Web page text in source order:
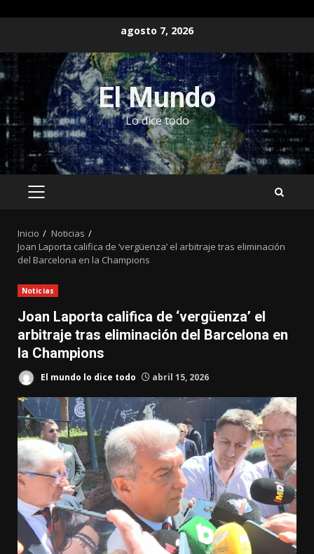
contenido
agosto 7, 2026
El Mundo
Lo dice todo
MENÚ
Inicio
Noticias
Joan Laporta califica de ‘vergüenza’ el arbitraje tras eliminación
del Barcelona en la Champions
Noticias
Joan Laporta califica de ‘vergüenza’ el
arbitraje tras eliminación del Barcelona en
la Champions
El mundo lo dice todo abril 15, 2026